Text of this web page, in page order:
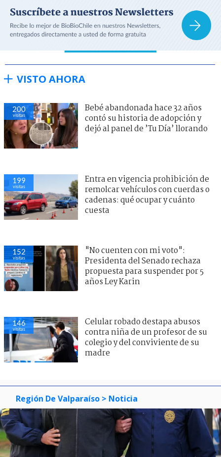
VISTO AHORA
200
visitas
Bebé abandonada hace 32 años
contó su historia de adopción y
dejó al panel de ’Tu Día’ llorando
199
visitas
Entra en vigencia prohibición de
remolcar vehículos con cuerdas o
cadenas: qué ocupar y cuánto
cuesta
152
visitas
"No cuenten con mi voto":
Presidenta del Senado rechaza
propuesta para suspender por 5
años Ley Karin
146
visitas
Celular robado destapa abusos
contra niña de un profesor de su
colegio y del conviviente de su
madre
Región De Valparaíso > Noticia